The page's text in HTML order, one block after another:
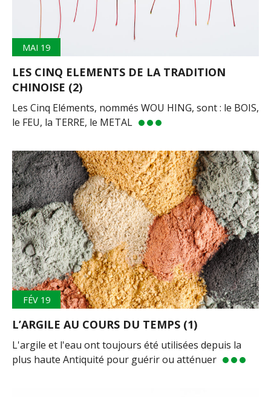
MAI 19
LES CINQ ELEMENTS DE LA TRADITION
CHINOISE (2)
Les Cinq Eléments, nommés WOU HING, sont : le BOIS,
le FEU, la TERRE, le METAL
FÉV 19
L’ARGILE AU COURS DU TEMPS (1)
L'argile et l'eau ont toujours été utilisées depuis la
plus haute Antiquité pour guérir ou atténuer